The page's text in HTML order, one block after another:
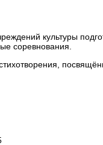
культуры
соревнования.